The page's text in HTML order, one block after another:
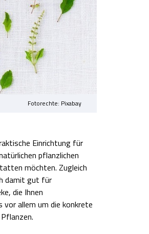
Fotorechte: Pixabay
Einrichtung für
pflanzlichen
möchten. Zugleich
damit gut für
die Ihnen
allem um die konkrete